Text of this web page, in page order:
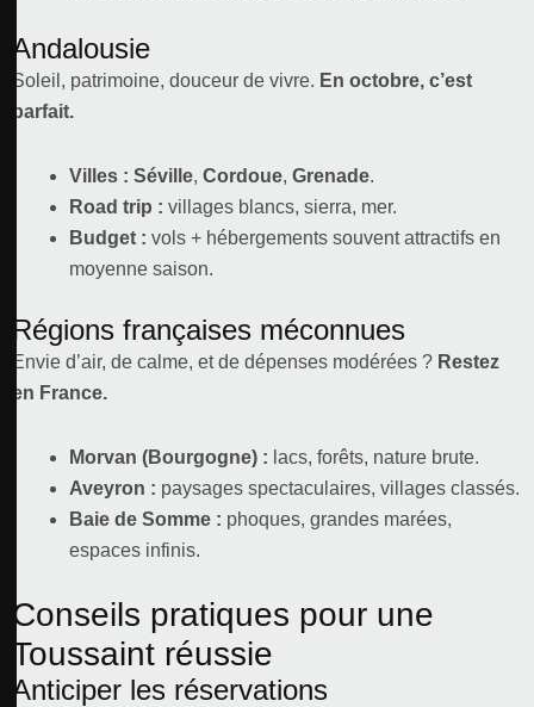
Andalousie
Soleil, patrimoine, douceur de vivre. En octobre, c’est
parfait.
Villes : Séville, Cordoue, Grenade.
Road trip : villages blancs, sierra, mer.
Budget : vols + hébergements souvent attractifs en
moyenne saison.
Régions françaises méconnues
Envie d’air, de calme, et de dépenses modérées ? Restez
en France.
Morvan (Bourgogne) : lacs, forêts, nature brute.
Aveyron : paysages spectaculaires, villages classés.
Baie de Somme : phoques, grandes marées,
espaces infinis.
Conseils pratiques pour une
Toussaint réussie
Anticiper les réservations